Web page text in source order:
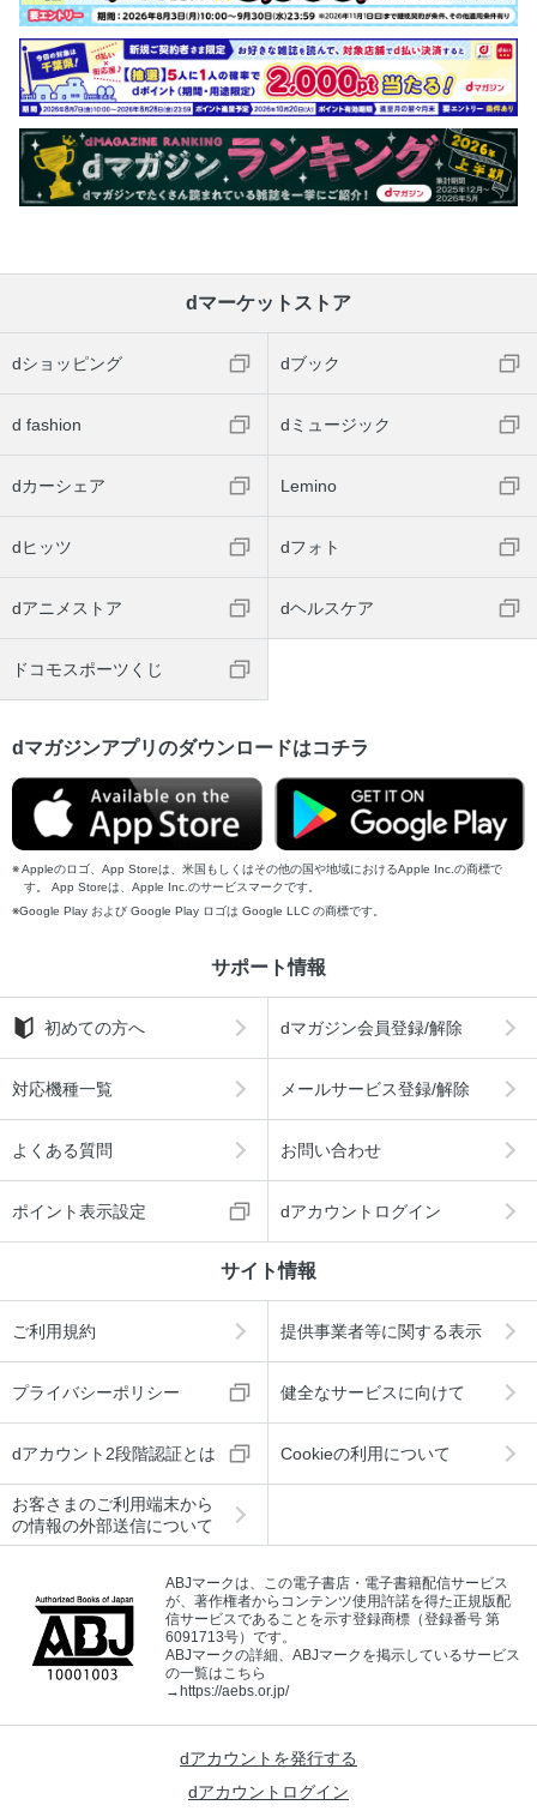
dマーケットストア
dショッピング dブック
d fashion dミュージック
dカーシェア Lemino
dヒッツ dフォト
dアニメストア dヘルスケア
ドコモスポーツくじ
dマガジンアプリのダウンロードはコチラ
Appleのロゴ、App Storeは、米国もしくはその他の国や地域におけるApple Inc.の商標で
す。 App Storeは、Apple Inc.のサービスマークです。
Google Play および Google Play ロゴは Google LLC の商標です。
サポート情報
初めての方へ dマガジン会員登録/解除
対応機種一覧 メールサービス登録/解除
よくある質問 お問い合わせ
ポイント表示設定 dアカウントログイン
サイト情報
ご利用規約 提供事業者等に関する表示
プライバシーポリシー 健全なサービスに向けて
dアカウント2段階認証とは Cookieの利用について
お客さまのご利用端末から
の情報の外部送信について
ABJマークは、この電子書店・電子書籍配信サービス
が、著作権者からコンテンツ使用許諾を得た正規版配
信サービスであることを示す登録商標（登録番号 第
6091713号）です。
ABJマークの詳細、ABJマークを掲示しているサービス
の一覧はこちら
→ https://aebs.or.jp/
dアカウントを発行する
dアカウントログイン